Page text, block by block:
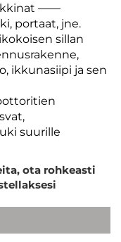
——
portaat, jne.
sillan
ikkunasiipi ja sen
suurille
ota rohkeasti